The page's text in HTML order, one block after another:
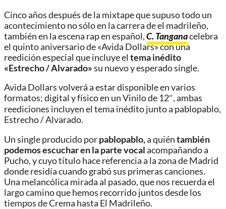
Cinco años después de la mixtape que supuso todo un
acontecimiento no sólo en la carrera de el madrileño,
también en la escena rap en español,C. Tanganacelebra
el quinto aniversario de «Avida Dollars» con una
reedición especial que incluye el tema inédito
«Estrecho / Alvarado»su nuevo y esperado single.
Avida Dollars volverá a estar disponible en varios
formatos; digital y físico en un Vinilo de 12″, ambas
reediciones incluyen el tema inédito junto a pablopablo,
Estrecho / Alvarado.
Un single producido porpablopablo,a quiéntambién
podemos escuchar en la parte vocalacompañando a
Pucho, y cuyo título hace referencia a la zona de Madrid
donde residía cuando grabó sus primeras canciones.
Una melancólica mirada al pasado, que nos recuerda el
largo camino que hemos recorrido juntos desde los
tiempos de Crema hasta El Madrileño.